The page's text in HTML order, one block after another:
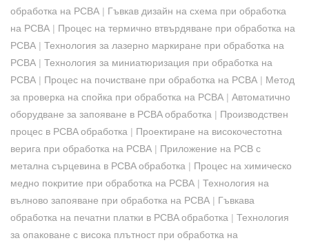
обработка на PCBA | Гъвкав дизайн на схема при обработка
на PCBA | Процес на термично втвърдяване при обработка на
PCBA | Технология за лазерно маркиране при обработка на
PCBA | Технология за миниатюризация при обработка на
PCBA | Процес на почистване при обработка на PCBA | Метод
за проверка на спойка при обработка на PCBA | Автоматично
оборудване за запояване в PCBA обработка | Производствен
процес в PCBA обработка | Проектиране на високочестотна
верига при обработка на PCBA | Приложение на PCB с
метална сърцевина в PCBA обработка | Процес на химическо
медно покритие при обработка на PCBA | Технология на
вълново запояване при обработка на PCBA | Гъвкава
обработка на печатни платки в PCBA обработка | Технология
за опаковане с висока плътност при обработка на